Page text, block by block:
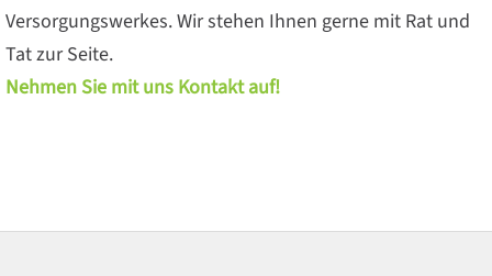
Versorgungswerkes. Wir stehen Ihnen gerne mit Rat und
Tat zur Seite.
Nehmen Sie mit uns Kontakt auf!